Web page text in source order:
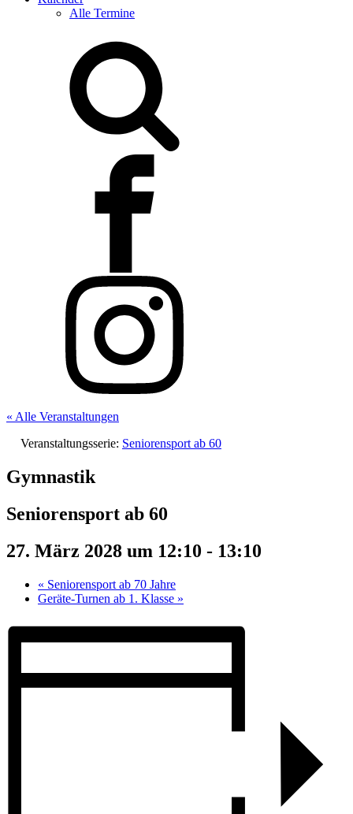
Alle Termine
« Alle Veranstaltungen
Veranstaltungsserie: Seniorensport ab 60
Gymnastik
Seniorensport ab 60
27. März 2028 um 12:10 - 13:10
« Seniorensport ab 70 Jahre
Geräte-Turnen ab 1. Klasse »